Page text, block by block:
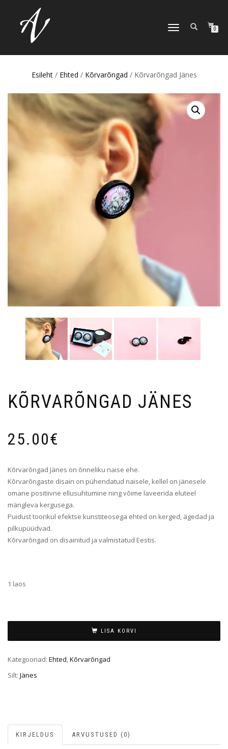
TOGGLE NAVIGATION0
Esileht/ Ehted / Kõrvarõngad / Kõrvarõngad Jänes
KÕRVARÕNGAD JÄNES
25.00€
Kõrvarõngad Jänes on õnneliku naise ehe.
Kõrvarõngaste disain on pühendatud naisele, kellel on jänesele
omane positiivne ellusuhtumine ning võime laveerida eluteel
mängleva kergusega.
Puidust toorikul efektse kunstiteosega ehted on kerged, ägedad ja
pilkupüüdvad.
Kõrvarõngad on disainitud ja valmistatud Eestis.
1 laos
LISA KORVI
Kategooriad: Ehted,Kõrvarõngad
Silt: Jänes
KIRJELDUS ARVUSTUSED (0)